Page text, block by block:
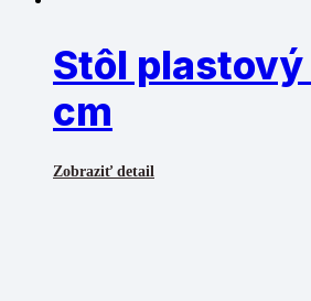
Stôl plastový
cm
Zobraziť detail